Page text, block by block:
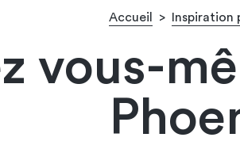
Accueil > Inspiration
vous-